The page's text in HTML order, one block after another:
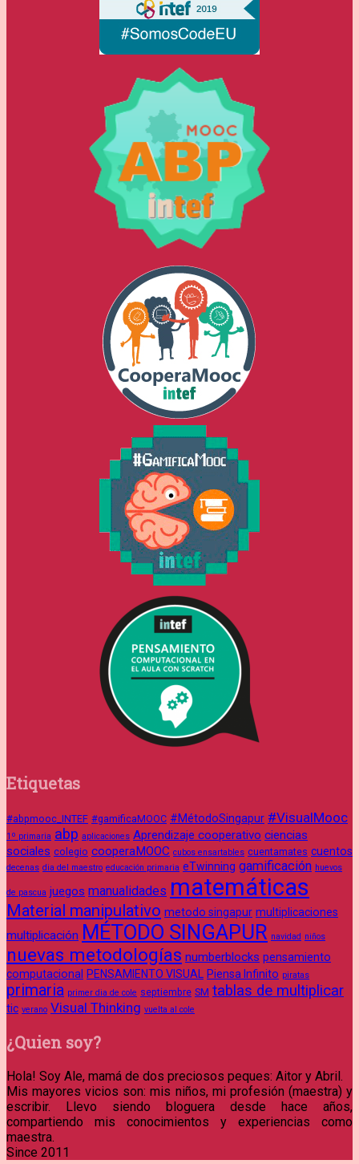
Etiquetas
#abpmooc_INTEF #gamificaMOOC #MétodoSingapur #VisualMooc
1º primaria abp aplicaciones Aprendizaje cooperativo ciencias
sociales colegio cooperaMOOC cubos ensartables cuentamates cuentos
decenas dia del maestro educación primaria eTwinning gamificación huevos
de pascua juegos manualidades matemáticas
Material manipulativo metodo singapur multiplicaciones
multiplicación MÉTODO SINGAPUR navidad niños
nuevas metodologías numberblocks pensamiento
computacional
PENSAMIENTO VISUAL Piensa Infinito piratas
primaria primer dia de cole septiembre SM tablas de multiplicar
tic verano Visual Thinking vuelta al cole
¿Quien soy?
Hola! Soy Ale, mamá de dos preciosos peques: Aitor y Abril.
Mis mayores vicios son: mis niños, mi profesión (maestra) y
escribir. Llevo siendo bloguera desde hace años,
compartiendo mis conocimientos y experiencias como
maestra.
Since 2011